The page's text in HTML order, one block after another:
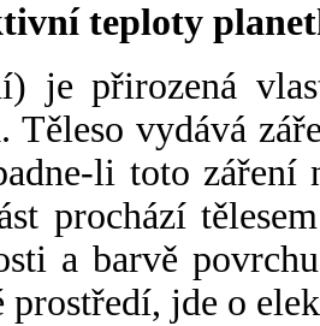
teploty
je přirozená
Těleso vydává
li toto záření
prochází
a barvě
prostředí, jde o